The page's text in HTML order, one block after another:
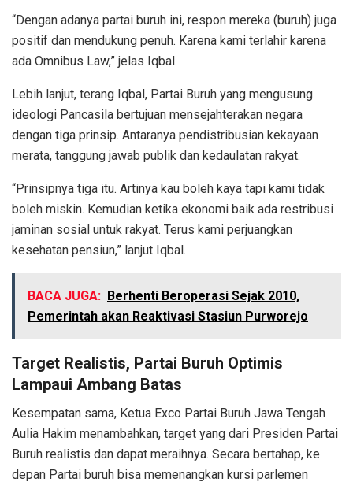
“Dengan adanya partai buruh ini, respon mereka (buruh) juga
positif dan mendukung penuh. Karena kami terlahir karena
ada Omnibus Law,” jelas Iqbal.
Lebih lanjut, terang Iqbal, Partai Buruh yang mengusung
ideologi Pancasila bertujuan mensejahterakan negara
dengan tiga prinsip. Antaranya pendistribusian kekayaan
merata, tanggung jawab publik dan kedaulatan rakyat.
“Prinsipnya tiga itu. Artinya kau boleh kaya tapi kami tidak
boleh miskin. Kemudian ketika ekonomi baik ada restribusi
jaminan sosial untuk rakyat. Terus kami perjuangkan
kesehatan pensiun,” lanjut Iqbal.
BACA JUGA: Berhenti Beroperasi Sejak 2010,
Pemerintah akan Reaktivasi Stasiun Purworejo
Target Realistis, Partai Buruh Optimis
Lampaui Ambang Batas
Kesempatan sama, Ketua Exco Partai Buruh Jawa Tengah
Aulia Hakim menambahkan, target yang dari Presiden Partai
Buruh realistis dan dapat meraihnya. Secara bertahap, ke
depan Partai buruh bisa memenangkan kursi parlemen